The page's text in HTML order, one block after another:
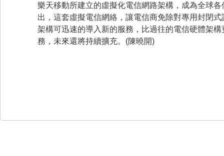
樂天移動所建立的虛擬化電信網路架構，成為全球
出，這套虛擬電信網絡，讓電信商免除對專用封閉
架構可迅速的導入新的服務，比過往的電信硬體架
務，未來還將持續擴充。(陳曉開)